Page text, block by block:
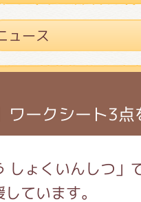
ワークシート3
しょくいんしつ
ています。
ォメーション